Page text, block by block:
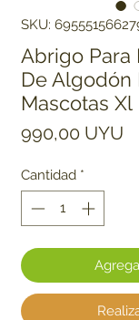
SKU:
Abrigo Para
De Algodón
Mascotas Xl
990,00 UYU
Cantidad *